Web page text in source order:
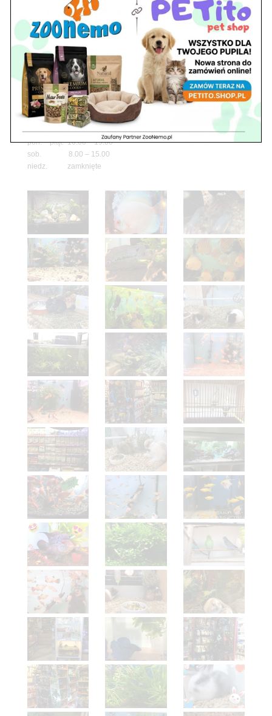
pon. – piąt. 10.00 – 19.00
sob. 10.00 – 15.00
niedz. zamknięte
Adres
05-100 Nowy Dwór Mazowiecki
ul. Leśna 2
tel. 503 900 215
Godziny pracy
pon. – piąt. 10.00 – 19.00
sob. 8.00 – 15.00
niedz. zamknięte